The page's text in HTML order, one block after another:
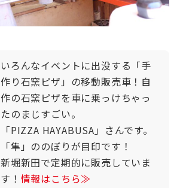
いろんなイベントに出没する「手
作り石窯ピザ」の移動販売車！自
作の石窯ピザを車に乗っけちゃっ
たのまじすごい。
「PIZZA HAYABUSA」さんです。
「隼」ののぼりが目印です！
新堀新田で定期的に販売していま
す！ 情報はこちら≫